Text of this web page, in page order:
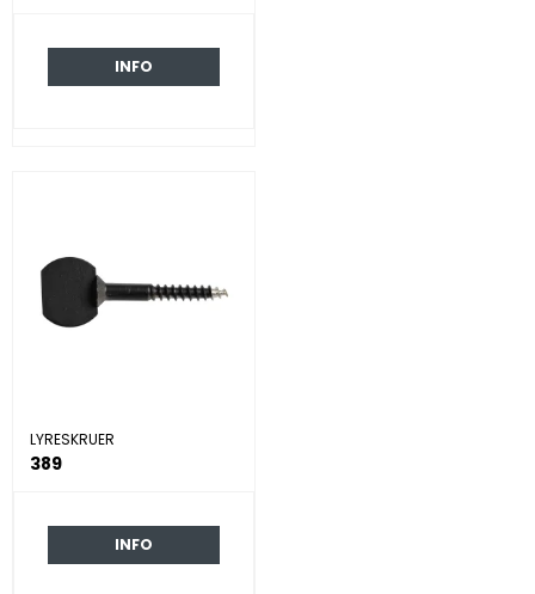
INFO
LYRESKRUER
389
INFO